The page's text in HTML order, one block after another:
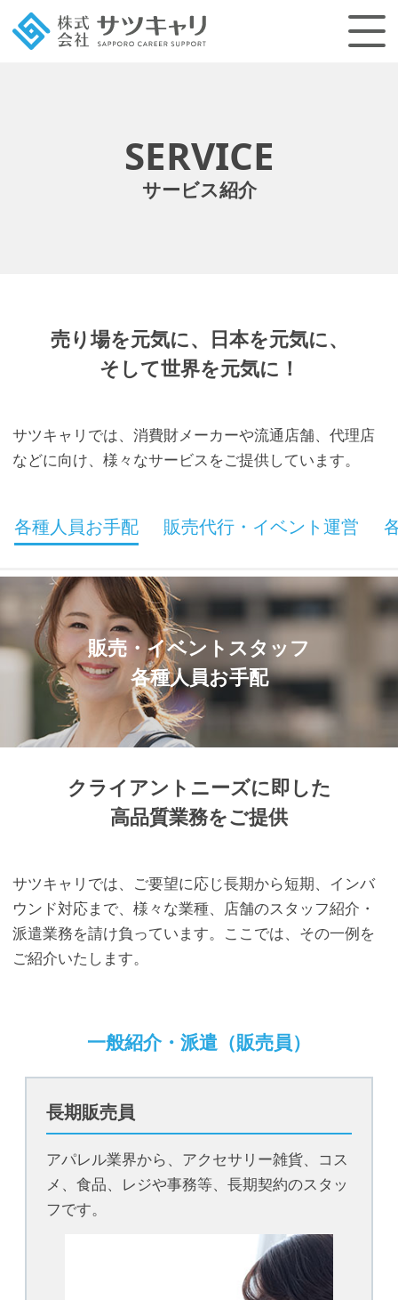
SERVICE
サービス紹介
売り場を元気に、日本を元気に、
そして世界を元気に！
サツキャリでは、消費財メーカーや流通店舗、代理店
などに向け、様々なサービスをご提供しています。
各種人員お手配 販売代行・イベント運営
販売・イベントスタッフ
各種人員お手配
クライアントニーズに即した
高品質業務をご提供
サツキャリでは、ご要望に応じ長期から短期、インバ
ウンド対応まで、様々な業種、店舗のスタッフ紹介・
派遣業務を請け負っています。ここでは、その一例を
ご紹介いたします。
一般紹介・派遣（販売員）
長期販売員
アパレル業界から、アクセサリー雑貨、コス
メ、食品、レジや事務等、長期契約のスタッ
フです。